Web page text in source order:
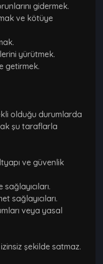
gidermek.
ve kötüye
yürütmek.
getirmek.
olduğu durumlarda
şu taraflarla
ve güvenlik
sağlayıcıları.
veya yasal
şekilde satmaz.